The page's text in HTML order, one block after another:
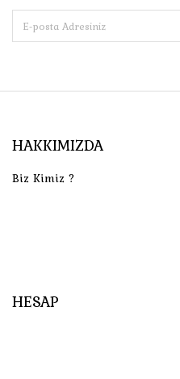
HAKKIMIZDA
Biz Kimiz ?
HESAP